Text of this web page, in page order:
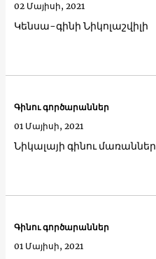
Կենսա-գինի Նիկոլաշվիլի
02 Մայիսի, 2021
Նիկալայի գինու մառաններ
Գինու գործարաններ
01 Մայիսի, 2021
Գինու գործարաններ
01 Մայիսի, 2021